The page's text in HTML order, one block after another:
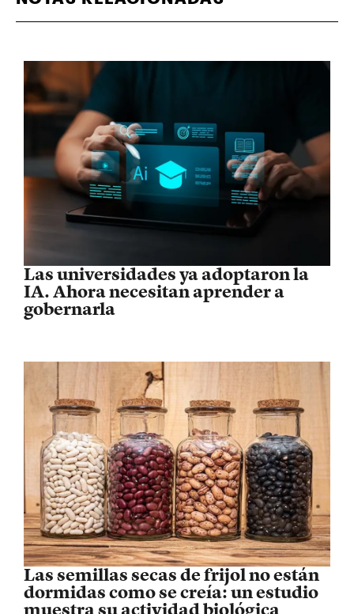
Las universidades ya adoptaron la
IA. Ahora necesitan aprender a
gobernarla
Las semillas secas de frijol no están
dormidas como se creía: un estudio
muestra su actividad biológica